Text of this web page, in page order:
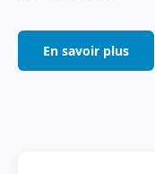
En savoir plus